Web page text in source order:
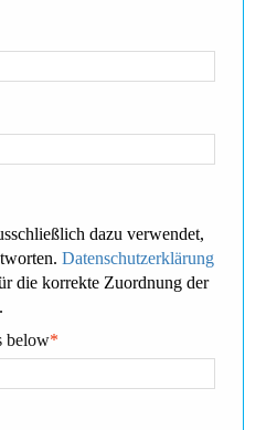
dazu verwendet,
Datenschutzerklärung
die korrekte Zuordnung der
*
below